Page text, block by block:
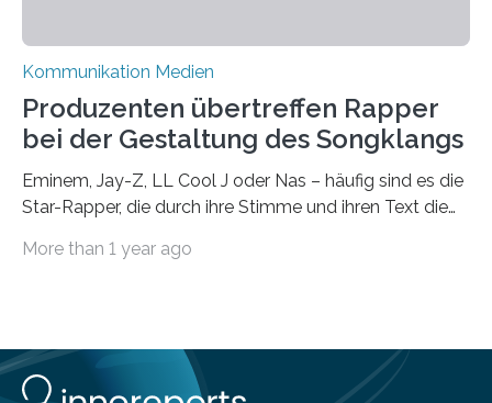
Kommunikation Medien
Produzenten übertreffen Rapper
bei der Gestaltung des Songklangs
Eminem, Jay-Z, LL Cool J oder Nas – häufig sind es die
Star-Rapper, die durch ihre Stimme und ihren Text die
beanspruchen. In der Fachliteratur finden sich bislang
Universität Hamburg konnte nun in einer im Journal of
the Audio Engineering Society veröffentlichten Studie
More than 1 year ago